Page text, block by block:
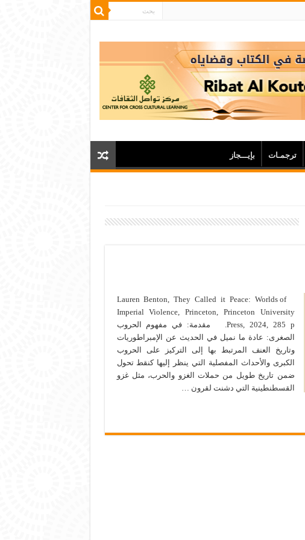
ترجمـات بإيـــجاز
Lauren Benton, They Called it Peace: Worlds of
Imperial Violence, Princeton, Princeton University
Press, 2024, 285 p. مقدمة: في مفهوم الحروب
الصغرى: عادة ما نميل في الحديث عن الإمبراطوريات
وتاريخ العنف المرتبط بها إلى التركيز على الحروب
الكبرى والأحداث المفصلية التي ينظر إليها كنقط تحول
ضمن تاريخ طويل من حملات الغزو والحرب، مثل غزو
القسطنطينية التي دشنت لقرون …